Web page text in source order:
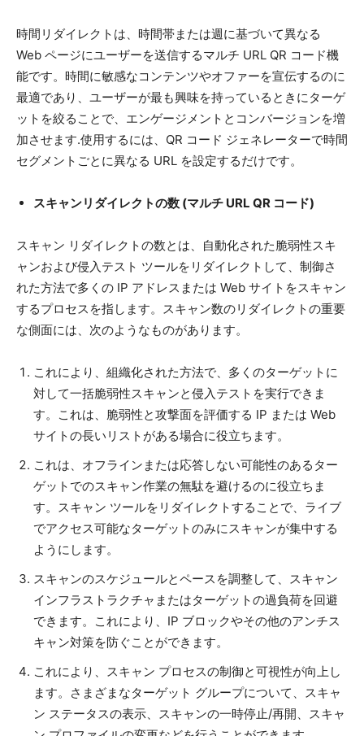
時間リダイレクトは、時間帯または週に基づいて異なる
Web ページにユーザーを送信するマルチ URL QR コード機
能です。時間に敏感なコンテンツやオファーを宣伝するのに
最適であり、ユーザーが最も興味を持っているときにターゲ
ットを絞ることで、エンゲージメントとコンバージョンを増
加させます.使用するには、QR コード ジェネレーターで時間
セグメントごとに異なる URL を設定するだけです。
スキャンリダイレクトの数 (マルチ URL QR コード)
スキャン リダイレクトの数とは、自動化された脆弱性スキ
ャンおよび侵入テスト ツールをリダイレクトして、制御さ
れた方法で多くの IP アドレスまたは Web サイトをスキャン
するプロセスを指します。スキャン数のリダイレクトの重要
な側面には、次のようなものがあります。
これにより、組織化された方法で、多くのターゲットに
対して一括脆弱性スキャンと侵入テストを実行できま
す。これは、脆弱性と攻撃面を評価する IP または Web
サイトの長いリストがある場合に役立ちます。
これは、オフラインまたは応答しない可能性のあるター
ゲットでのスキャン作業の無駄を避けるのに役立ちま
す。スキャン ツールをリダイレクトすることで、ライブ
でアクセス可能なターゲットのみにスキャンが集中する
ようにします。
スキャンのスケジュールとペースを調整して、スキャン
インフラストラクチャまたはターゲットの過負荷を回避
できます。これにより、IP ブロックやその他のアンチス
キャン対策を防ぐことができます。
これにより、スキャン プロセスの制御と可視性が向上し
ます。さまざまなターゲット グループについて、スキャ
ン ステータスの表示、スキャンの一時停止/再開、スキャ